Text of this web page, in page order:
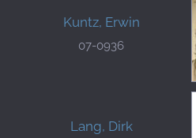
Kuntz, Erwin
07-0936
Lang, Dirk